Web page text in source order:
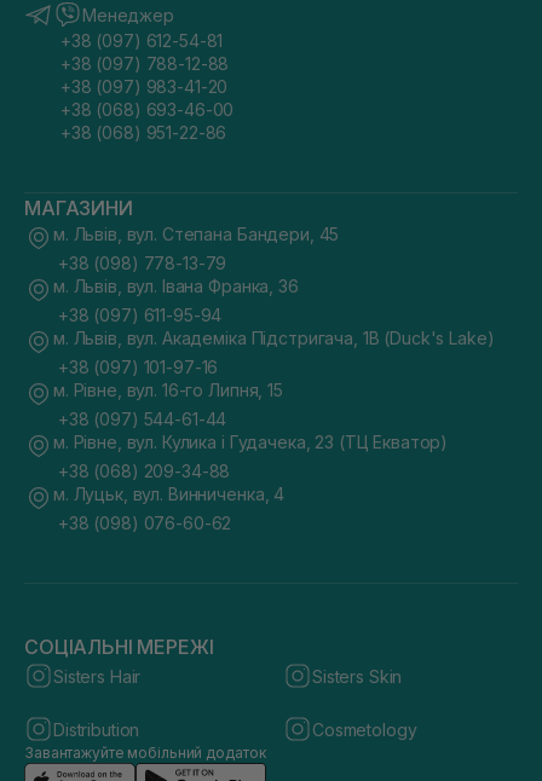
Менеджер
+38 (097) 612-54-81
+38 (097) 788-12-88
+38 (097) 983-41-20
+38 (068) 693-46-00
+38 (068) 951-22-86
МАГАЗИНИ
м. Львів, вул. Степана Бандери, 45
+38 (098) 778-13-79
м. Львів, вул. Івана Франка, 36
+38 (097) 611-95-94
м. Львів, вул. Академіка Підстригача, 1В (Duck's Lake)
+38 (097) 101-97-16
м. Рівне, вул. 16-го Липня, 15
+38 (097) 544-61-44
м. Рівне, вул. Кулика і Гудачека, 23 (ТЦ Екватор)
+38 (068) 209-34-88
м. Луцьк, вул. Винниченка, 4
+38 (098) 076-60-62
СОЦІАЛЬНІ МЕРЕЖІ
Sisters Hair Sisters Skin
Distribution Cosmetology
Завантажуйте мобільний додаток